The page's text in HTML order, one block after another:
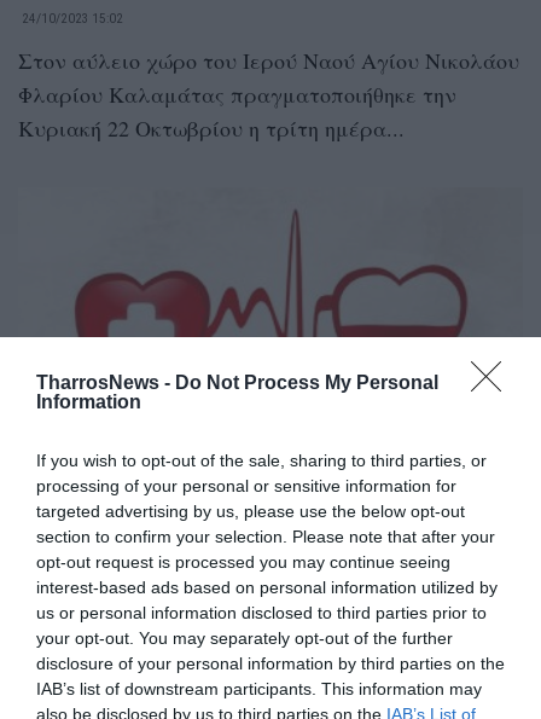
TharrosNews - Do Not Process My Personal
Information
If you wish to opt-out of the sale, sharing to third parties, or
processing of your personal or sensitive information for
targeted advertising by us, please use the below opt-out
section to confirm your selection. Please note that after your
opt-out request is processed you may continue seeing
interest-based ads based on personal information utilized by
us or personal information disclosed to third parties prior to
your opt-out. You may separately opt-out of the further
disclosure of your personal information by third parties on the
IAB’s list of downstream participants. This information may
also be disclosed by us to third parties on the IAB’s List of
24/10/2023 15:02
Στον αύλειο χώρο του Ιερού Ναού Αγίου Νικολάου
Φλαρίου Καλαμάτας πραγματοποιήθηκε την
Κυριακή 22 Οκτωβρίου η τρίτη ημέρα...
Εθελοντική αιμοδοσία την Κυριακή
στον Ι.Ν. Αγίου Νικολάου Φλαρίου
Καλαμάτας
18/10/2023 20:04
Την 3η Ημέρα Αγάπης και Προσφοράς διοργανώνει
την Κυριακή, 22 Οκτωβρίου, ο Ενοριακός Ιερός